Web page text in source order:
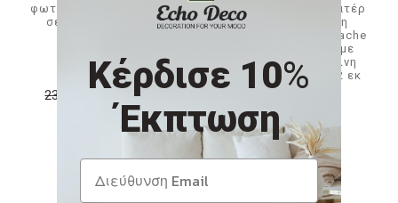
IL/DUCHESSA
φωτιστικό με καπέλο
σε λευκό χρώμα
232,00€ 208,80€
φωτιστικό λαμπατέρ
με χειροποίητη
τεχνική papier mache
και νήμα raffia με
λευκή και πράσινη
απόχρωση 39x62 εκ
176,80€
Κέρδισε 10%
Έκπτωση